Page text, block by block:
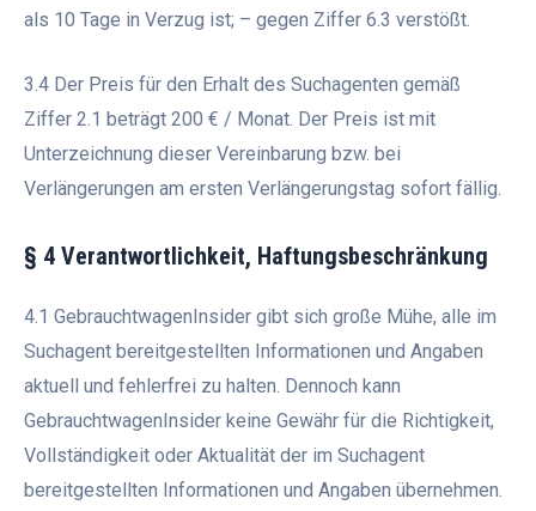
als 10 Tage in Verzug ist; – gegen Ziffer 6.3 verstößt.
3.4 Der Preis für den Erhalt des Suchagenten gemäß
Ziffer 2.1 beträgt 200 € / Monat. Der Preis ist mit
Unterzeichnung dieser Vereinbarung bzw. bei
Verlängerungen am ersten Verlängerungstag sofort fällig.
§ 4 Verantwortlichkeit, Haftungsbeschränkung
4.1 GebrauchtwagenInsider gibt sich große Mühe, alle im
Suchagent bereitgestellten Informationen und Angaben
aktuell und fehlerfrei zu halten. Dennoch kann
GebrauchtwagenInsider keine Gewähr für die Richtigkeit,
Vollständigkeit oder Aktualität der im Suchagent
bereitgestellten Informationen und Angaben übernehmen.